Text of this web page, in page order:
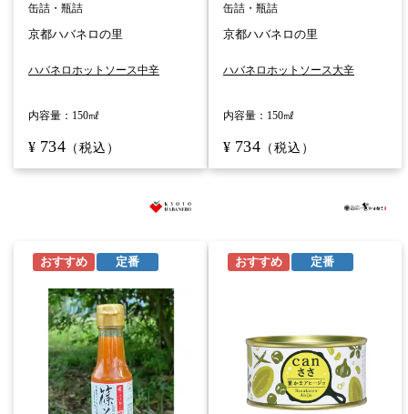
缶詰・瓶詰
京都ハバネロの里
ハバネロホットソース中辛
内容量： 150㎖
¥ 734 （税込）
缶詰・瓶詰
京都ハバネロの里
ハバネロホットソース大辛
内容量： 150㎖
¥ 734 （税込）
おすすめ 定番 おすすめ 定番